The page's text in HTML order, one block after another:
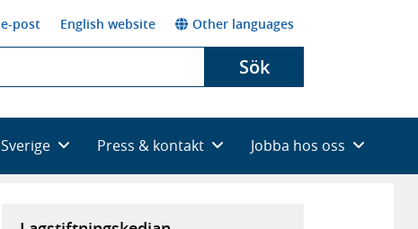
post English website Other languages
Sök
Press & kontakt Jobba hos oss